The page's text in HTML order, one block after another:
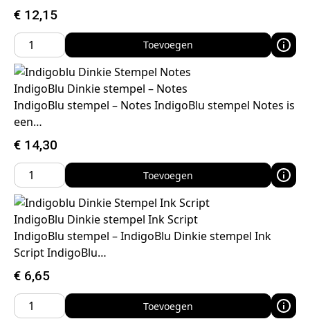
€ 12,15
Toevoegen
IndigoBlu Dinkie stempel – Notes
IndigoBlu stempel – Notes IndigoBlu stempel Notes is
een…
€ 14,30
Toevoegen
IndigoBlu Dinkie stempel Ink Script
IndigoBlu stempel – IndigoBlu Dinkie stempel Ink
Script IndigoBlu…
€ 6,65
Toevoegen